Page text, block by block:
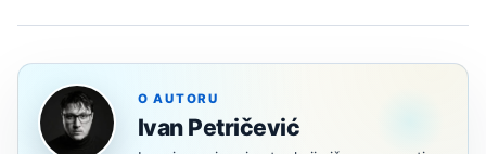
O AUTORU
Ivan Petričević